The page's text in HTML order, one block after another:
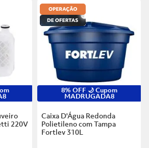
220V
8% OFF 🌙 Cupom
MADRUGADA8
Caixa D'Água Redonda
Polietileno com Tampa
Fortlev 310L